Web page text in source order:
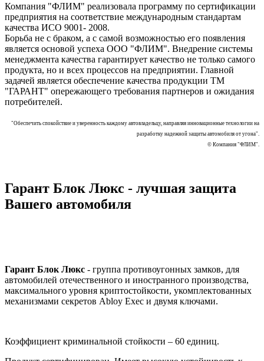
Компания "ФЛИМ" реализовала программу по сертификации
предприятия на соответствие международным стандартам
качества ИСО 9001- 2008.
Борьба не с браком, а с самой возможностью его появления
является основой успеха ООО "ФЛИМ". Внедрение системы
менеджмента качества гарантирует качество не только самого
продукта, но и всех процессов на предприятии. Главной
задачей является обеспечение качества продукции ТМ
"ГАРАНТ" опережающего требования партнеров и ожидания
потребителей.
"Обеспечить спокойствие и уверенность каждому автовладельцу, направляя инновационные технологии на
разработку надежной защиты автомобиля от угона".
© Компания "ФЛИМ".
Гарант Блок Люкс - лучшая защита
Вашего автомобиля
Гарант Блок Люкс - группа противоугонных замков, для
автомобилей отечественного и иностранного производства,
максимального уровня криптостойкости, укомплектованных
механизмами секретов Abloy Exec и двумя ключами.
Коэффициент криминальной стойкости – 60 единиц.